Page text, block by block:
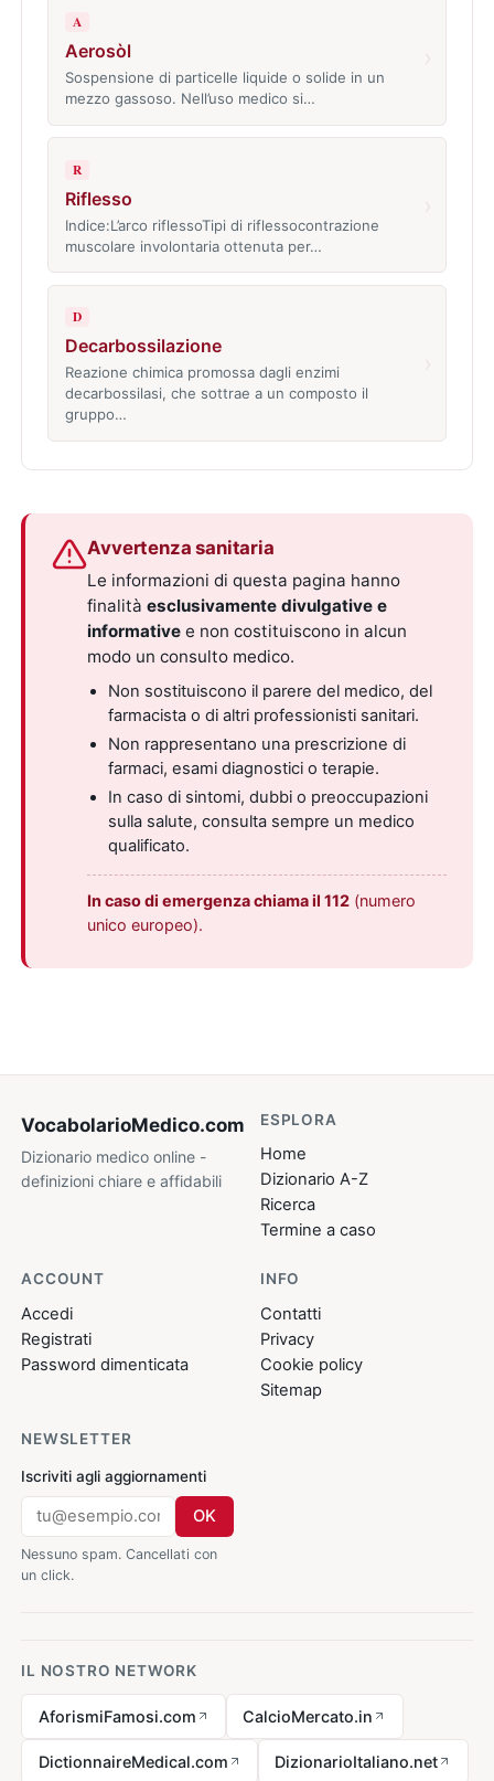
A
Aerosòl
Sospensione di particelle liquide o solide in un
mezzo gassoso. Nell’uso medico si…
R
Riflesso
Indice:L’arco riflessoTipi di riflessocontrazione
muscolare involontaria ottenuta per…
D
Decarbossilazione
Reazione chimica promossa dagli enzimi
decarbossilasi, che sottrae a un composto il
gruppo…
Avvertenza sanitaria
Le informazioni di questa pagina hanno
finalitàesclusivamente divulgative e
informative e non costituiscono in alcun
modo un consulto medico.
Non sostituiscono il parere del medico, del
farmacista o di altri professionisti sanitari.
Non rappresentano una prescrizione di
farmaci, esami diagnostici o terapie.
In caso di sintomi, dubbi o preoccupazioni
sulla salute, consulta sempre un medico
qualificato.
In caso di emergenza chiama il 112 (numero
unico europeo).
VocabolarioMedico.com
Dizionario medico online -
definizioni chiare e affidabili
ESPLORA
Home
Dizionario A-Z
Ricerca
Termine a caso
ACCOUNT
Accedi
Registrati
Password dimenticata
INFO
Contatti
Privacy
Cookie policy
Sitemap
NEWSLETTER
Iscriviti agli aggiornamenti
OK
Nessuno spam. Cancellati con
un click.
IL NOSTRO NETWORK
AforismiFamosi.com CalcioMercato.in
DictionnaireMedical.com DizionarioItaliano.net